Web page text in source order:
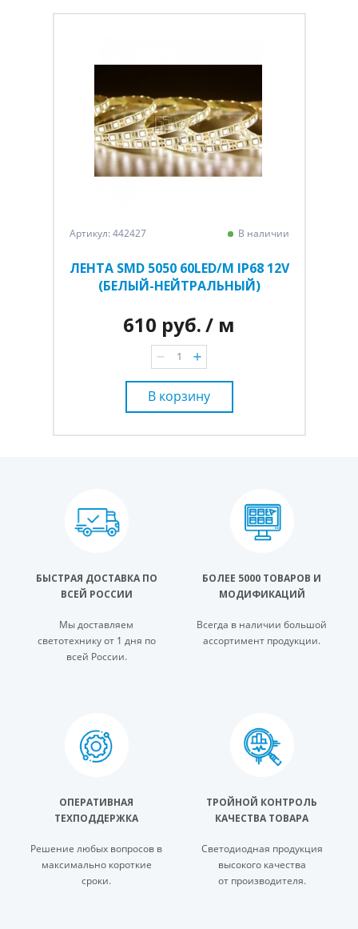
Артикул: 442427 В наличии
ЛЕНТА SMD 5050 60LED/M IP68 12V
(БЕЛЫЙ-НЕЙТРАЛЬНЫЙ)
610 руб./ м
В корзину
БЫСТРАЯ ДОСТАВКА ПО
ВСЕЙ РОССИИ
Мы доставляем
светотехнику от 1 дня по
всей России.
БОЛЕЕ 5000 ТОВАРОВ И
МОДИФИКАЦИЙ
Всегда в наличии большой
ассортимент продукции.
ОПЕРАТИВНАЯ
ТЕХПОДДЕРЖКА
Решение любых вопросов в
максимально короткие
сроки.
ТРОЙНОЙ КОНТРОЛЬ
КАЧЕСТВА ТОВАРА
Светодиодная продукция
высокого качества
от производителя.